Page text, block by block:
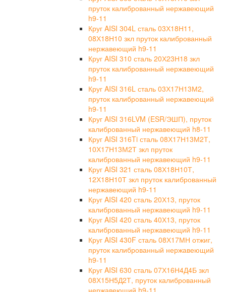
пруток калиброванный нержавеющий
h9-11
Круг AISI 304L сталь 03Х18Н11,
08Х18Н10 зкл пруток калиброванный
нержавеющий h9-11
Круг AISI 310 сталь 20Х23Н18 зкл
пруток калиброванный нержавеющий
h9-11
Круг AISI 316L сталь 03Х17Н13М2,
пруток калиброванный нержавеющий
h9-11
Круг AISI 316LVM (ESR/ЭШП), пруток
калиброванный нержавеющий h8-11
Круг AISI 316Ti сталь 08Х17Н13М2Т,
10Х17Н13М2Т зкл пруток
калиброванный нержавеющий h9-11
Круг AISI 321 сталь 08Х18Н10Т,
12Х18Н10Т зкл пруток калиброванный
нержавеющий h9-11
Круг AISI 420 сталь 20Х13, пруток
калиброванный нержавеющий h9-11
Круг AISI 420 сталь 40Х13, пруток
калиброванный нержавеющий h9-11
Круг AISI 430F сталь 08Х17МН отжиг,
пруток калиброванный нержавеющий
h9-11
Круг AISI 630 сталь 07Х16Н4Д4Б зкл
08Х15Н5Д2Т, пруток калиброванный